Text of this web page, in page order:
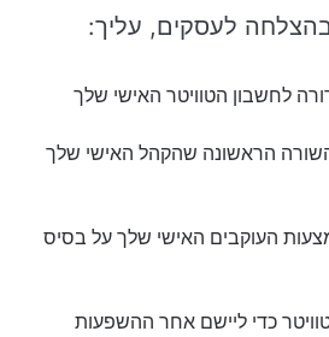
בהצלחה לעסקים, עליך:
לחשבון הטוויטר האישי שלך
הראשונה שהקהל האישי שלך
העוקבים האישי שלך על בסיס
כדי ליישם אחר ההשפעות